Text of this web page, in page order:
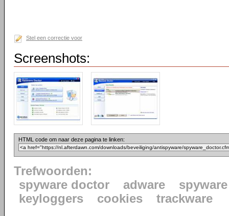
Stel een correctie voor
Screenshots:
HTML code om naar deze pagina te linken:
Trefwoorden:
spyware doctor
adware
spyware
keyloggers
cookies trackware